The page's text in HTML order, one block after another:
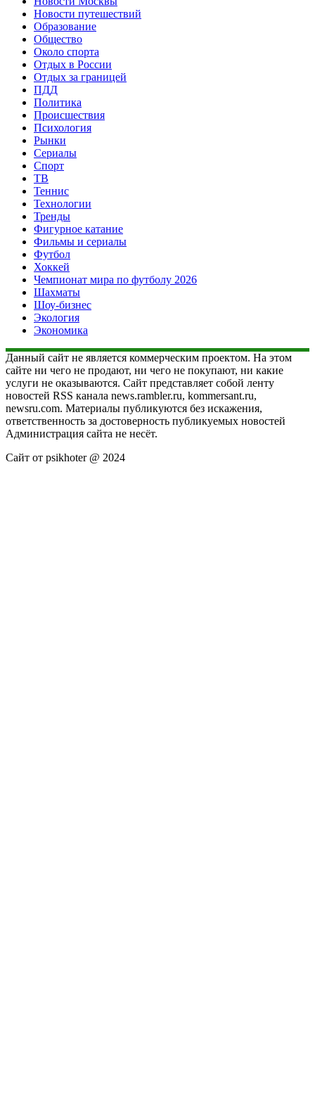
Новости путешествий
Образование
Общество
Около спорта
Отдых в России
Отдых за границей
ПДД
Политика
Происшествия
Психология
Рынки
Сериалы
Спорт
ТВ
Теннис
Технологии
Тренды
Фигурное катание
Фильмы и сериалы
Футбол
Хоккей
Чемпионат мира по футболу 2026
Шахматы
Шоу-бизнес
Экология
Экономика
Данный сайт не является коммерческим проектом. На этом
сайте ни чего не продают, ни чего не покупают, ни какие
услуги не оказываются. Сайт представляет собой ленту
новостей RSS канала news.rambler.ru, kommersant.ru,
newsru.com. Материалы публикуются без искажения,
ответственность за достоверность публикуемых новостей
Администрация сайта не несёт.
Сайт от psikhoter @ 2024